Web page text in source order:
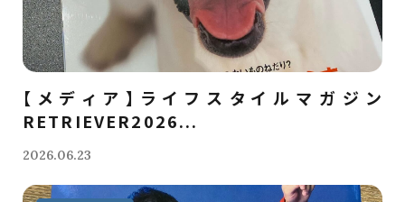
【メディア】ライフスタイルマガジン
RETRIEVER2026...
2026.06.23